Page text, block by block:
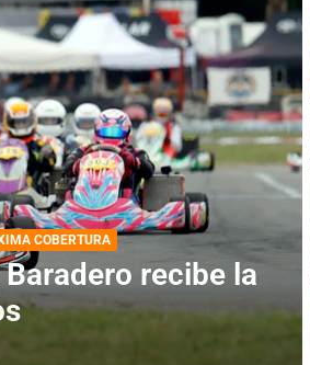
Horarios para la